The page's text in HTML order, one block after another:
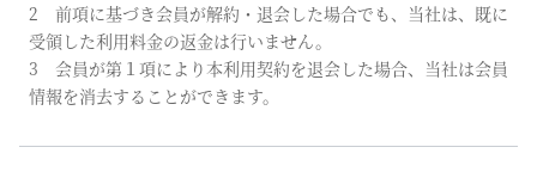
2 前項に基づき会員が解約・退会した場合でも、当社は、既に
受領した利用料金の返金は行いません。
3 会員が第１項により本利用契約を退会した場合、当社は会員
情報を消去することができます。